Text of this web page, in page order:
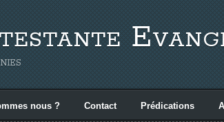
nous ? Contact Prédications